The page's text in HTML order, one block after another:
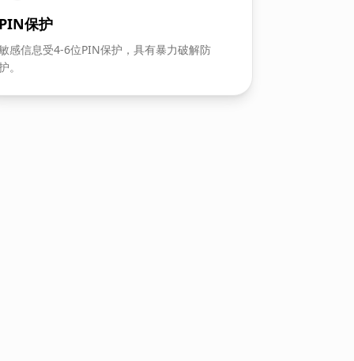
PIN保护
感信息受4-6位PIN保护，具有暴力破解防
。